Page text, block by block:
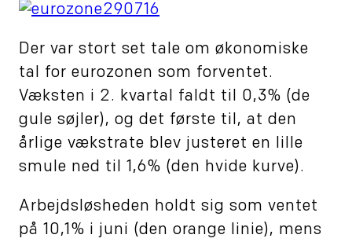
Der var stort set tale om økonomiske
tal for eurozonen som forventet.
Væksten i 2. kvartal faldt til 0,3% (de
gule søjler), og det første til, at den
årlige vækstrate blev justeret en lille
smule ned til 1,6% (den hvide kurve).
Arbejdsløsheden holdt sig som ventet
på 10,1% i juni (den orange linie), mens